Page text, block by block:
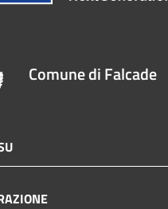
Comune di Falcade